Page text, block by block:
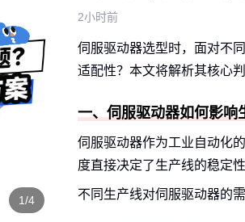
1/4
2小时前
伺服驱动器选型时，面对不
适配性？本文将解析其核心
一、伺服驱动器如何影响
伺服驱动器作为工业自动化
度直接决定了生产线的稳定性
不同生产线对伺服驱动器的需